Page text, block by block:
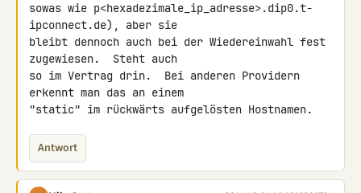
sowas wie p<hexadezimale_ip_adresse>.dip0.t-
ipconnect.de), aber sie
bleibt dennoch auch bei der Wiedereinwahl fest
zugewiesen.  Steht auch
so im Vertrag drin.  Bei anderen Providern
erkennt man das an einem
"static" im rückwärts aufgelösten Hostnamen.
Antwort